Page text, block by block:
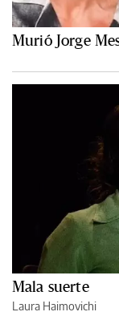
Murió Jorge
Mala suerte
Laura Haimovichi